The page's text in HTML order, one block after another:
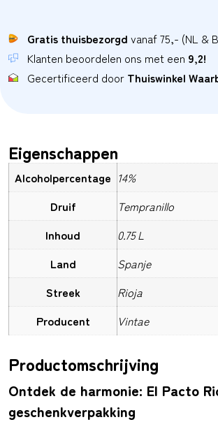
Gratis thuisbezorgd vanaf 75,- (NL &
Klanten beoordelen ons met een 9,2!
Gecertificeerd door Thuiswinkel
Productomschrijving
Ontdek de harmonie: El Pacto
geschenkverpakking
Eigenschappen
Alcoholpercentage 14%
Druif
Tempranillo
Inhoud
0.75 L
Land
Spanje
Streek
Rioja
Producent
Vintae